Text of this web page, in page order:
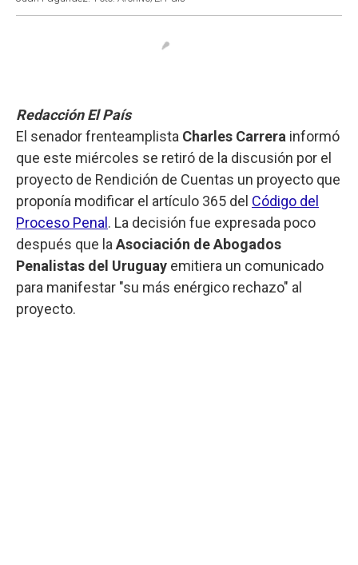
Redacción El País
El senador frenteamplista Charles Carrera informó
que este miércoles se retiró de la discusión por el
proyecto de Rendición de Cuentas un proyecto que
proponía modificar el artículo 365 del Código del
Proceso Penal . La decisión fue expresada poco
después que la Asociación de Abogados
Penalistas del Uruguay emitiera un comunicado
para manifestar "su más enérgico rechazo" al
proyecto.